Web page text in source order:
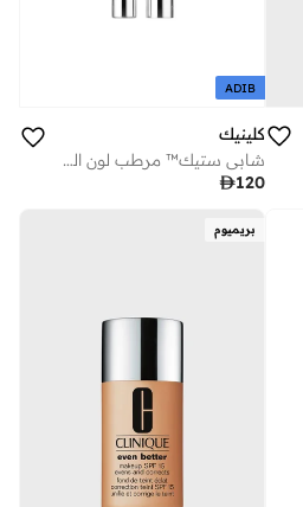
ADIB
كلينيك
شابي ستيك™ مرطب لون الشفاه – ميغا ميلون
120
بريميوم